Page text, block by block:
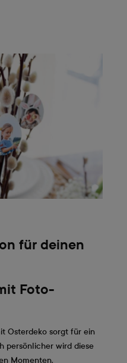
für deinen
Foto-
Osterdeko sorgt für ein
persönlicher wird diese
Momenten.